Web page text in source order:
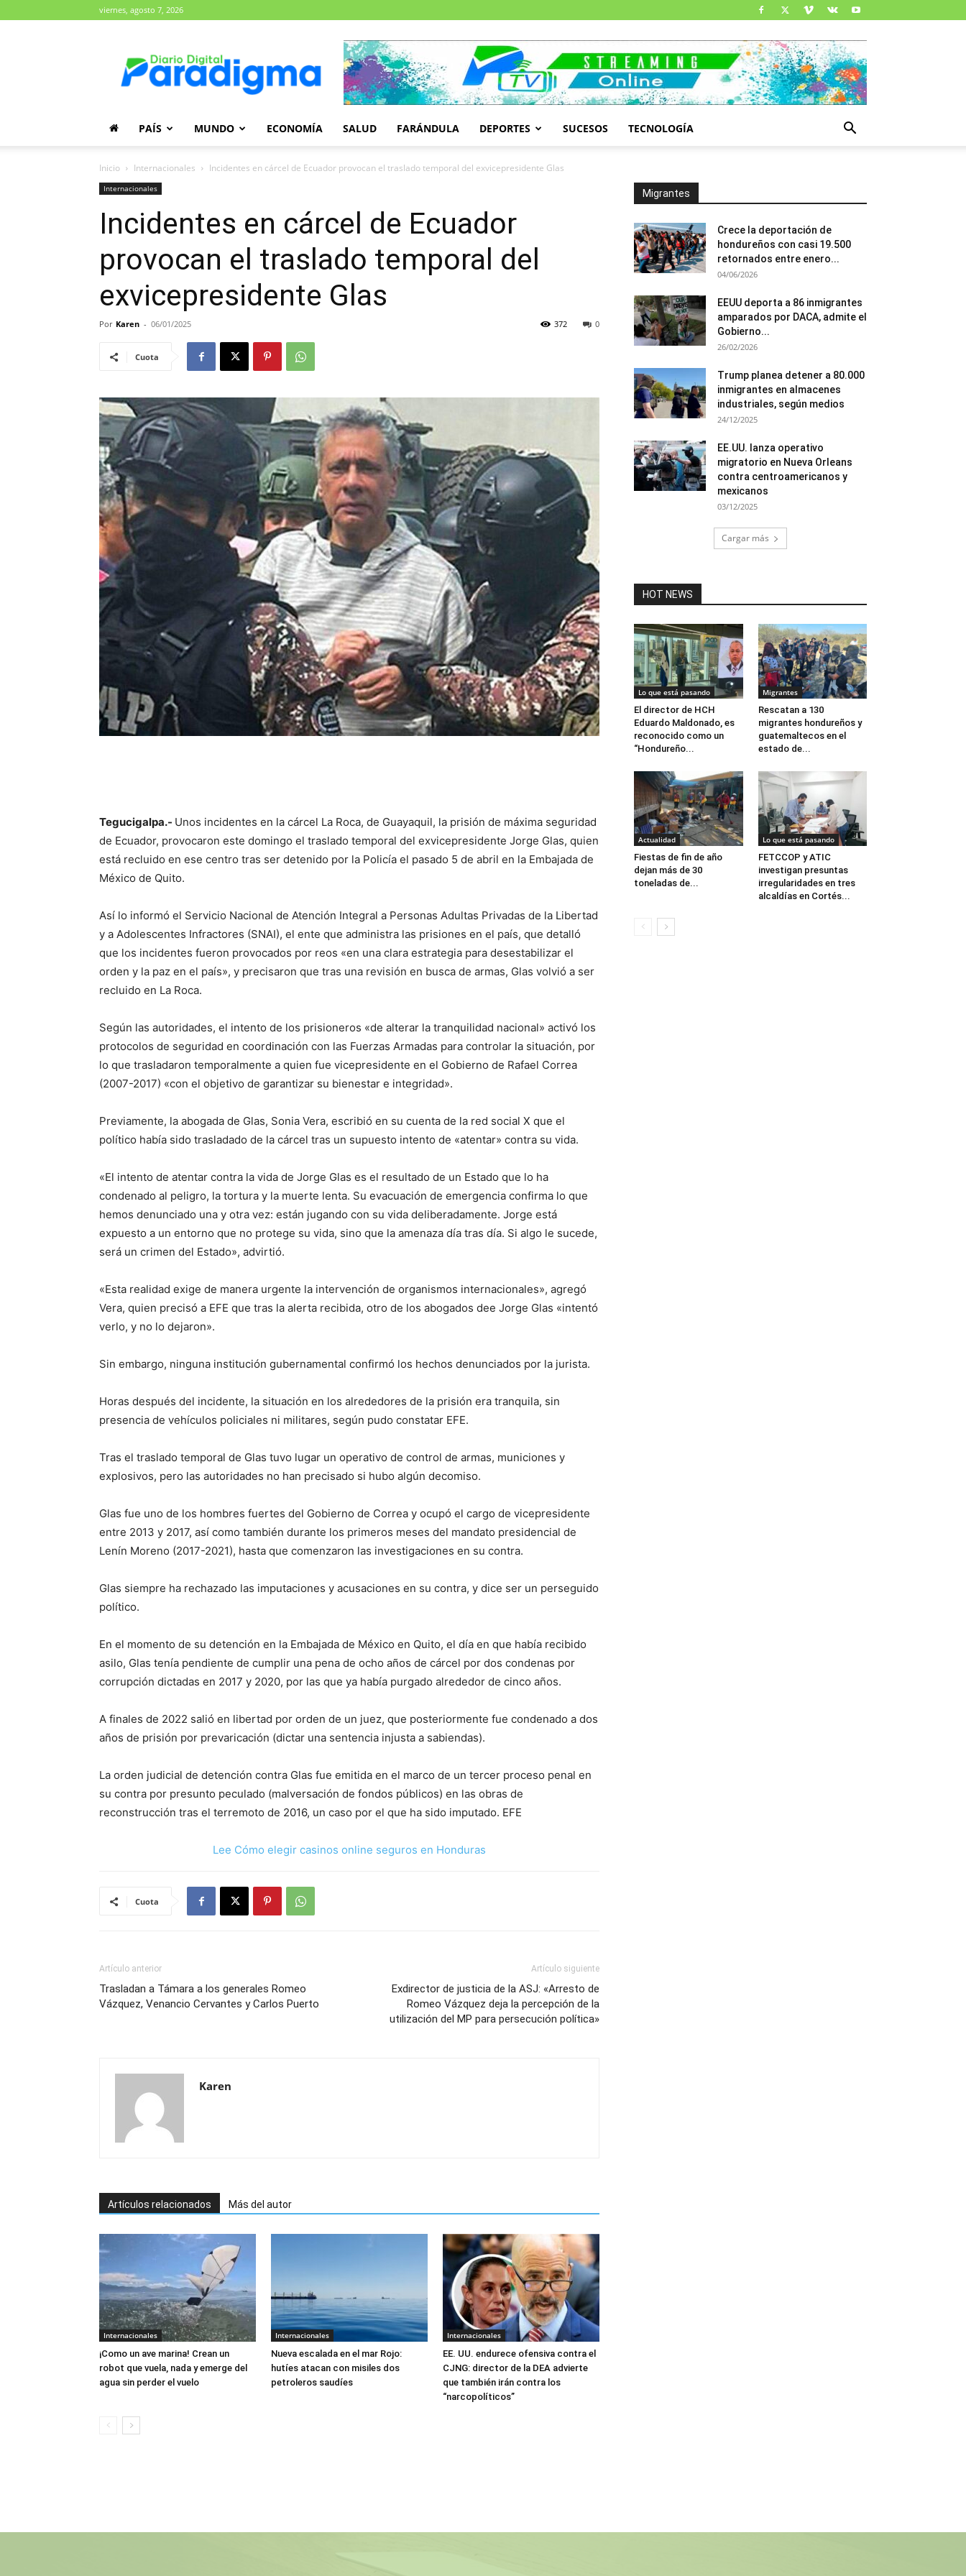
viernes, agosto 7, 2026
Paradigma
PAÍS MUNDO ECONOMÍA SALUD FARÁNDULA DEPORTES SUCESOS TECNOLOGÍA
Inicio Internacionales Incidentes en cárcel de Ecuador provocan el traslado temporal del exvicepresidente Glas
Internacionales
Incidentes en cárcel de Ecuador
provocan el traslado temporal del
exvicepresidente Glas
Por Karen - 06/01/2025 0
372
Cuota
Tegucigalpa.- Unos incidentes en la cárcel La Roca, de Guayaquil, la prisión de máxima seguridad
de Ecuador, provocaron este domingo el traslado temporal del exvicepresidente Jorge Glas, quien
está recluido en ese centro tras ser detenido por la Policía el pasado 5 de abril en la Embajada de
México de Quito.
Así lo informó el Servicio Nacional de Atención Integral a Personas Adultas Privadas de la Libertad
y a Adolescentes Infractores (SNAI), el ente que administra las prisiones en el país, que detalló
que los incidentes fueron provocados por reos «en una clara estrategia para desestabilizar el
orden y la paz en el país», y precisaron que tras una revisión en busca de armas, Glas volvió a ser
recluido en La Roca.
Según las autoridades, el intento de los prisioneros «de alterar la tranquilidad nacional» activó los
protocolos de seguridad en coordinación con las Fuerzas Armadas para controlar la situación, por
lo que trasladaron temporalmente a quien fue vicepresidente en el Gobierno de Rafael Correa
(2007-2017) «con el objetivo de garantizar su bienestar e integridad».
Previamente, la abogada de Glas, Sonia Vera, escribió en su cuenta de la red social X que el
político había sido trasladado de la cárcel tras un supuesto intento de «atentar» contra su vida.
«El intento de atentar contra la vida de Jorge Glas es el resultado de un Estado que lo ha
condenado al peligro, la tortura y la muerte lenta. Su evacuación de emergencia confirma lo que
hemos denunciado una y otra vez: están jugando con su vida deliberadamente. Jorge está
expuesto a un entorno que no protege su vida, sino que la amenaza día tras día. Si algo le sucede,
será un crimen del Estado», advirtió.
«Esta realidad exige de manera urgente la intervención de organismos internacionales», agregó
Vera, quien precisó a EFE que tras la alerta recibida, otro de los abogados dee Jorge Glas «intentó
verlo, y no lo dejaron».
Sin embargo, ninguna institución gubernamental confirmó los hechos denunciados por la jurista.
Horas después del incidente, la situación en los alrededores de la prisión era tranquila, sin
presencia de vehículos policiales ni militares, según pudo constatar EFE.
Tras el traslado temporal de Glas tuvo lugar un operativo de control de armas, municiones y
explosivos, pero las autoridades no han precisado si hubo algún decomiso.
Glas fue uno de los hombres fuertes del Gobierno de Correa y ocupó el cargo de vicepresidente
entre 2013 y 2017, así como también durante los primeros meses del mandato presidencial de
Lenín Moreno (2017-2021), hasta que comenzaron las investigaciones en su contra.
Glas siempre ha rechazado las imputaciones y acusaciones en su contra, y dice ser un perseguido
político.
En el momento de su detención en la Embajada de México en Quito, el día en que había recibido
asilo, Glas tenía pendiente de cumplir una pena de ocho años de cárcel por dos condenas por
corrupción dictadas en 2017 y 2020, por las que ya había purgado alrededor de cinco años.
A finales de 2022 salió en libertad por orden de un juez, que posteriormente fue condenado a dos
años de prisión por prevaricación (dictar una sentencia injusta a sabiendas).
La orden judicial de detención contra Glas fue emitida en el marco de un tercer proceso penal en
su contra por presunto peculado (malversación de fondos públicos) en las obras de
reconstrucción tras el terremoto de 2016, un caso por el que ha sido imputado. EFE
Lee Cómo elegir casinos online seguros en Honduras
Cuota
Artículo anterior
Trasladan a Támara a los generales Romeo
Vázquez, Venancio Cervantes y Carlos Puerto
Artículo siguiente
Exdirector de justicia de la ASJ: «Arresto de
Romeo Vázquez deja la percepción de la
utilización del MP para persecución política»
Karen
Artículos relacionados Más del autor
Internacionales
¡Como un ave marina! Crean un
robot que vuela, nada y emerge del
agua sin perder el vuelo
Internacionales
Nueva escalada en el mar Rojo:
hutíes atacan con misiles dos
petroleros saudíes
Internacionales
EE. UU. endurece ofensiva contra el
CJNG: director de la DEA advierte
que también irán contra los
“narcopolíticos”
Migrantes
Crece la deportación de
hondureños con casi 19.500
retornados entre enero...
04/06/2026
EEUU deporta a 86 inmigrantes
amparados por DACA, admite el
Gobierno...
26/02/2026
Trump planea detener a 80.000
inmigrantes en almacenes
industriales, según medios
24/12/2025
EE.UU. lanza operativo
migratorio en Nueva Orleans
contra centroamericanos y
mexicanos
03/12/2025
Cargar más
HOT NEWS
Lo que está pasando
El director de HCH
Eduardo Maldonado, es
reconocido como un
“Hondureño...
Migrantes
Rescatan a 130
migrantes hondureños y
guatemaltecos en el
estado de...
Actualidad
Fiestas de fin de año
dejan más de 30
toneladas de...
Lo que está pasando
FETCCOP y ATIC
investigan presuntas
irregularidades en tres
alcaldías en Cortés...